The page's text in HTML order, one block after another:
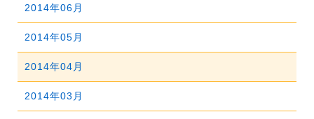
2018年01月
2017年02月
2017年01月
2016年03月
2016年02月
2016年01月
2014年06月
2014年05月
2014年04月
2014年03月